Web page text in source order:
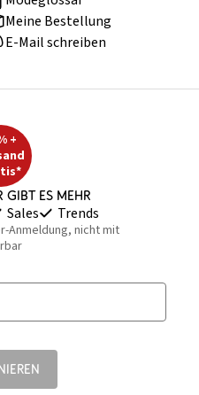
Meine Bestellung
E-Mail schreiben
+
gibt es mehr
Sales Trends
Anmeldung, nicht mit